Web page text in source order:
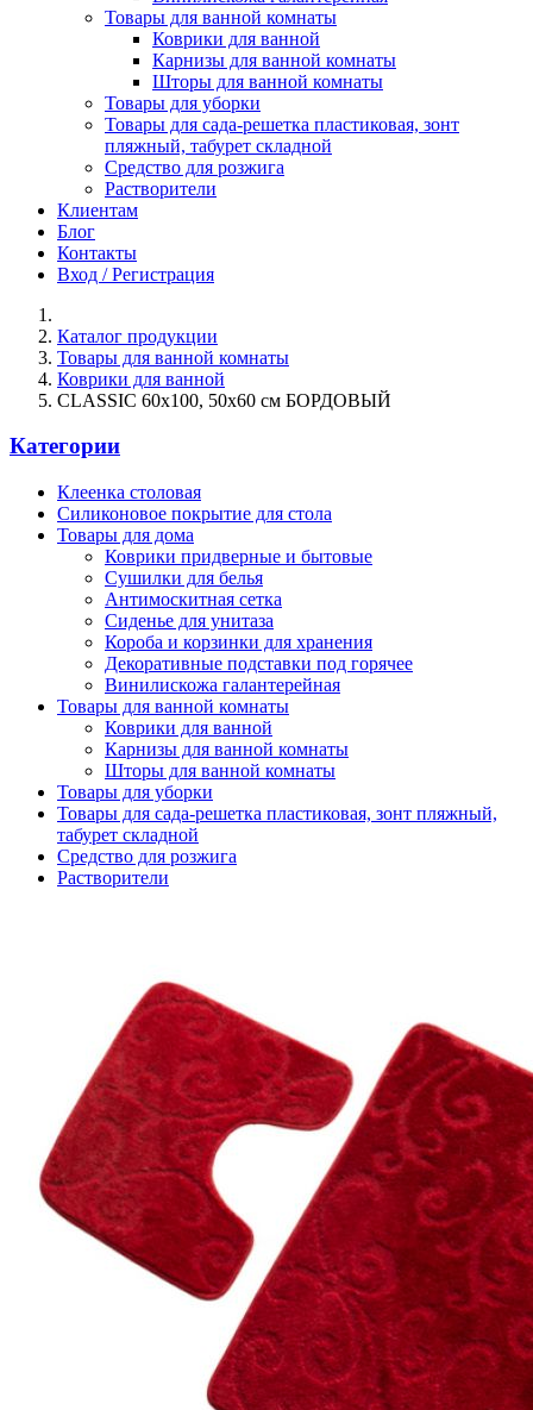
Товары для ванной комнаты
Коврики для ванной
Карнизы для ванной комнаты
Шторы для ванной комнаты
Товары для уборки
Товары для сада-решетка пластиковая, зонт
пляжный, табурет складной
Средство для розжига
Растворители
Клиентам
Блог
Контакты
Вход / Регистрация
Каталог продукции
Товары для ванной комнаты
Коврики для ванной
CLASSIC 60х100, 50х60 см БОРДОВЫЙ
Категории
Клеенка столовая
Силиконовое покрытие для стола
Товары для дома
Коврики придверные и бытовые
Сушилки для белья
Антимоскитная сетка
Сиденье для унитаза
Короба и корзинки для хранения
Декоративные подставки под горячее
Винилискожа галантерейная
Товары для ванной комнаты
Коврики для ванной
Карнизы для ванной комнаты
Шторы для ванной комнаты
Товары для уборки
Товары для сада-решетка пластиковая, зонт пляжный,
табурет складной
Средство для розжига
Растворители